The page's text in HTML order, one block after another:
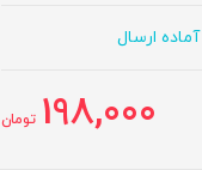
آماده ارسال
198,000 تومان